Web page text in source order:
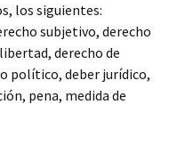
los siguientes:
subjetivo, derecho
derecho de
político, deber jurídico,
pena, medida de